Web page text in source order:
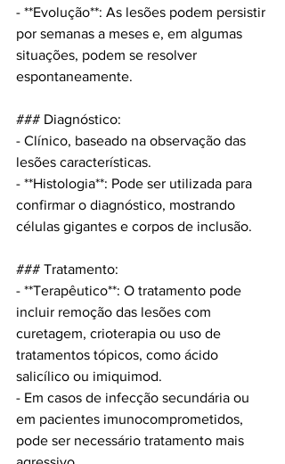
- **Evolução**: As lesões podem persistir
por semanas a meses e, em algumas
situações, podem se resolver
espontaneamente.
### Diagnóstico:
- Clínico, baseado na observação das
lesões características.
- **Histologia**: Pode ser utilizada para
confirmar o diagnóstico, mostrando
células gigantes e corpos de inclusão.
### Tratamento:
- **Terapêutico**: O tratamento pode
incluir remoção das lesões com
curetagem, crioterapia ou uso de
tratamentos tópicos, como ácido
salicílico ou imiquimod.
- Em casos de infecção secundária ou
em pacientes imunocomprometidos,
pode ser necessário tratamento mais